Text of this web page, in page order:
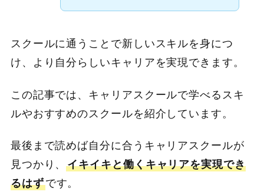
スクールに通うことで新しいスキルを身につ
け、より自分らしいキャリアを実現できます。
この記事では、キャリアスクールで学べるスキ
ルやおすすめのスクールを紹介しています。
最後まで読めば自分に合うキャリアスクールが
見つかり、イキイキと働くキャリアを実現でき
るはずです。